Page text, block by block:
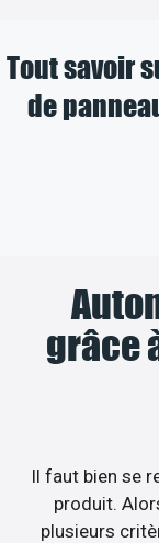
Tout savoir
de
grâce
Il faut bien se
produit.
plusieurs